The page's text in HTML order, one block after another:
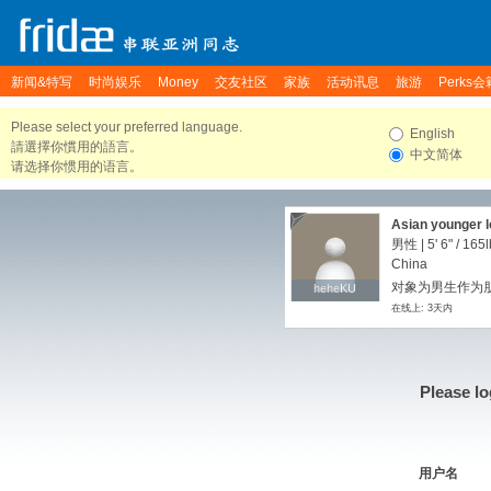
新闻&特写 时尚娱乐 Money 交友社区 家族 活动讯息 旅游 Perks会
Please select your preferred language.
請選擇你慣用的語言。
请选择你惯用的语言。
English
中文简体
heheKU
heheKU
Asian younger
男性 | 5' 6" /
China
对象为男生作为
在线上: 3天内
Please
用户名